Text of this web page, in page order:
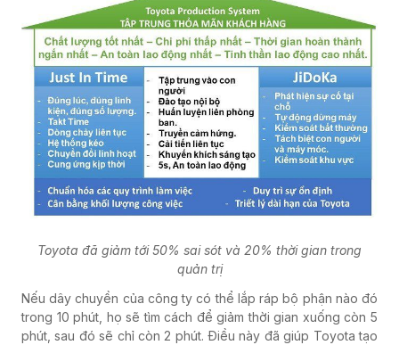
Toyota đã giảm tới 50% sai sót và 20% thời gian trong
quản trị
Nếu dây chuyền của công ty có thể lắp ráp bộ phận nào đó
trong 10 phút, họ sẽ tìm cách để giảm thời gian xuống còn 5
phút, sau đó sẽ chỉ còn 2 phút. Điều này đã giúp Toyota tạo